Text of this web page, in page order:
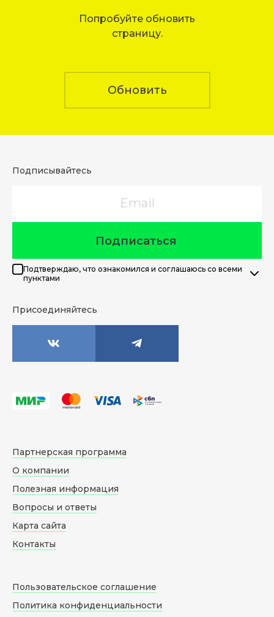
Попробуйте обновить
страницу.
Обновить
Подписывайтесь
Подписаться
Подтверждаю, что ознакомился и соглашаюсь со всеми
пунктами
Присоединяйтесь
Партнерская программа
О компании
Полезная информация
Вопросы и ответы
Карта сайта
Контакты
Пользовательское соглашение
Политика конфиденциальности